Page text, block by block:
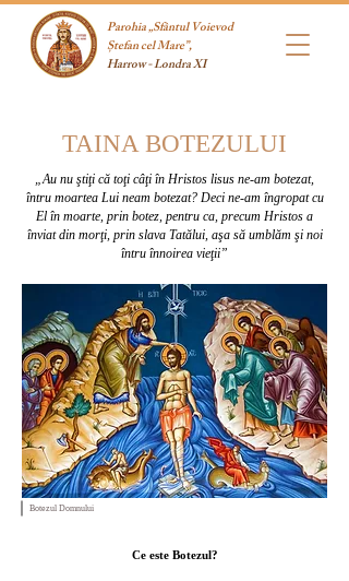
Parohia „Sfântul Voievod
Ștefan cel Mare”,
Harrow - Londra XI
TAINA BOTEZULUI
„Au nu ştiţi că toţi câţi în Hristos lisus ne-am botezat,
întru moartea Lui neam botezat? Deci ne-am îngropat cu
El în moarte, prin botez, pentru ca, precum Hristos a
înviat din morţi, prin slava Tatălui, aşa să umblăm şi noi
întru înnoirea vieţii”
Botezul Domnului
Ce este Botezul?